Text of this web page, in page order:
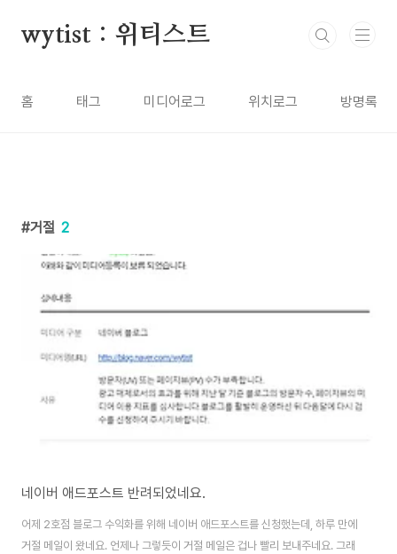
wytist : 위티스트
홈 태그 미디어로그 위치로그 방명록
거절 2
네이버 애드포스트 반려되었네요.
어제 2호점 블로그 수익화를 위해 네이버 애드포스트를 신청했는데, 하루 만에
거절 메일이 왔네요. 언제나 그렇듯이 거절 메일은 겁나 빨리 보내주네요. 그래